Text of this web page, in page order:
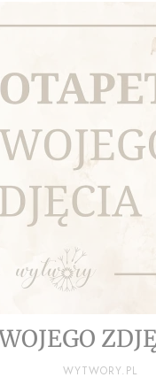
PRODUCENT
WYTWORY.PL